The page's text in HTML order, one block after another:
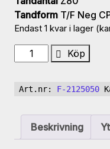
Tandform T/F Neg
Endast 1 kvar i lager
UM
SP
handsåg
250x2.8/1.8x30
Z80
Köp
Art.nr: F-2125050
Beskrivning